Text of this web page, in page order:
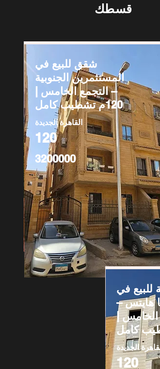
قسطك
شقق للبيع في
المستثمرين الجنوبية
– التجمع الخامس |
120م تشطيب كامل
القاهرة الجديدة
120
3200000
للبيع في
هايتس –
الخامس |
الجديدة
120